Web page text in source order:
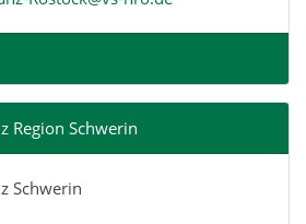
Region Schwerin
Schwerin